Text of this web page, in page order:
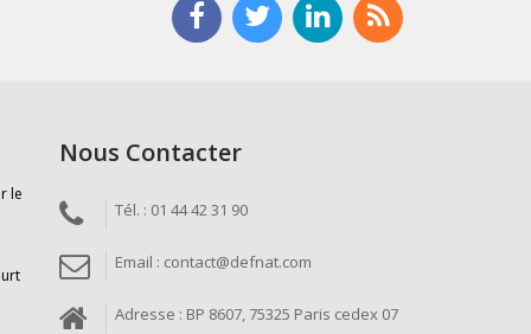
le
Nous Contacter
Tél. : 01 44 42 31 90
Email : contact@defnat.com
Adresse : BP 8607, 75325 Paris cedex 07